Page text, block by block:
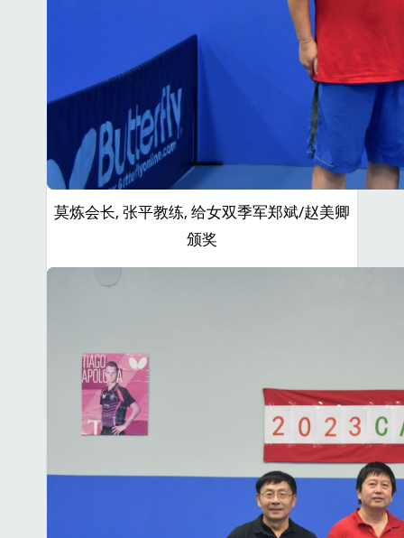
莫炼会长, 张平教练, 给女双季军郑斌/赵美卿
颁奖